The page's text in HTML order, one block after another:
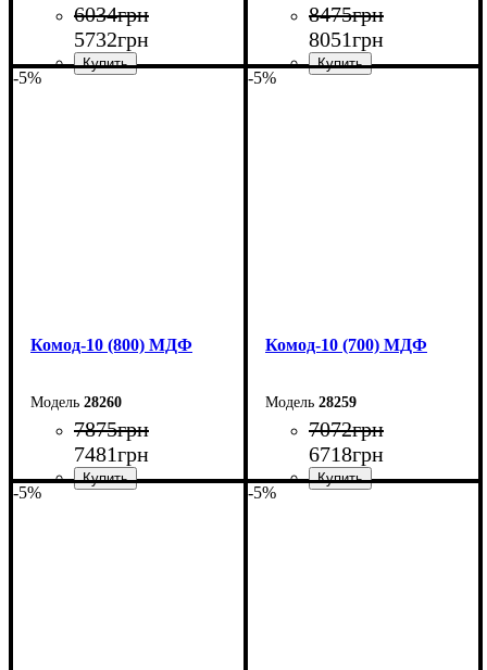
6034грн
5732грн
8475грн
8051грн
-5%
Комод-10 (800) МДФ
28260
7875грн
7481грн
-5%
Комод-10 (700) МДФ
28259
7072грн
6718грн
-5% -5%